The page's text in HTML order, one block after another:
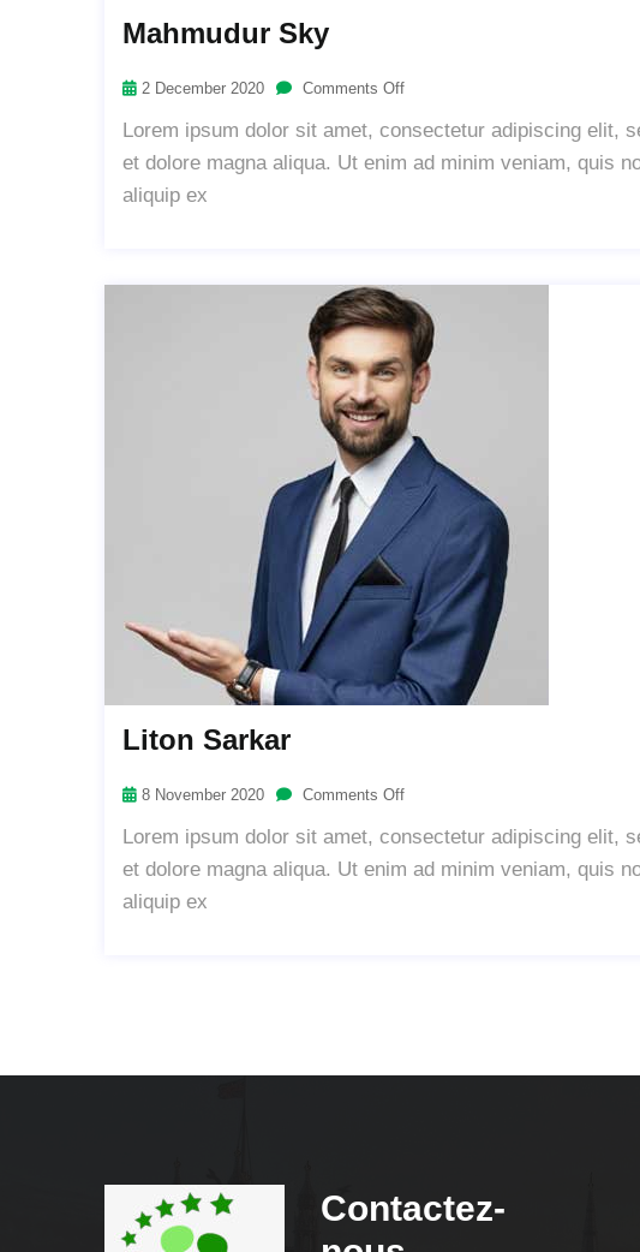
Mahmudur Sky
2 December 2020 Comments Off
Lorem ipsum dolor sit amet, consectetur adipiscing elit,
et dolore magna aliqua. Ut enim ad minim veniam, quis
aliquip ex
Liton Sarkar
8 November 2020 Comments Off
Lorem ipsum dolor sit amet, consectetur adipiscing elit,
et dolore magna aliqua. Ut enim ad minim veniam, quis
aliquip ex
Contactez-